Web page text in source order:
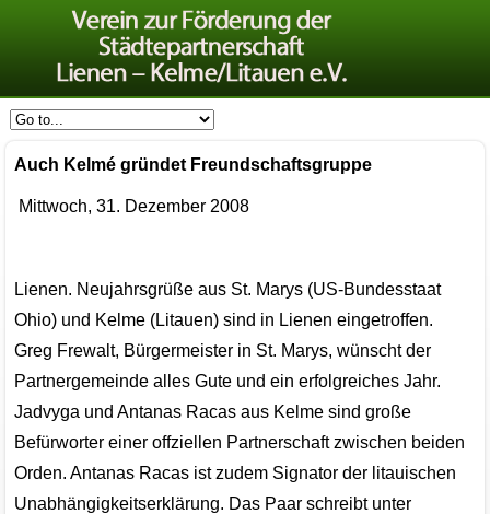
Auch Kelmé gründet Freundschaftsgruppe
Mittwoch, 31. Dezember 2008
Lienen. Neujahrsgrüße aus St. Marys (US-Bundesstaat
Ohio) und Kelme (Litauen) sind in Lienen eingetroffen.
Greg Frewalt, Bürgermeister in St. Marys, wünscht der
Partnergemeinde alles Gute und ein erfolgreiches Jahr.
Jadvyga und Antanas Racas aus Kelme sind große
Befürworter einer offziellen Partnerschaft zwischen beiden
Orden. Antanas Racas ist zudem Signator der litauischen
Unabhängigkeitserklärung. Das Paar schreibt unter